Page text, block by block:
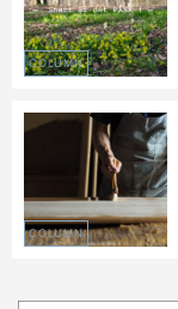
COLUMN
COLUMN